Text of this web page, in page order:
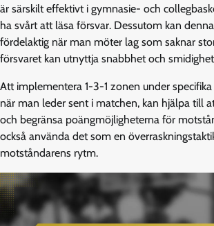
är särskilt effektivt i gymnasie- och
ha svårt att läsa försvar. Dessutom kan
fördelaktig när man möter lag som saknar
försvaret kan utnyttja snabbhet och
Att implementera 1-3-1 zonen under
när man leder sent i matchen, kan hjälpa till
och begränsa poängmöjligheterna för
också använda det som en
motståndarens rytm.